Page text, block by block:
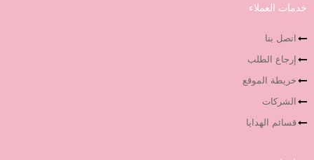
خدمات العملاء
اتصل بنا
إرجاع الطلب
خريطة الموقع
الشركات
قسائم الهدايا